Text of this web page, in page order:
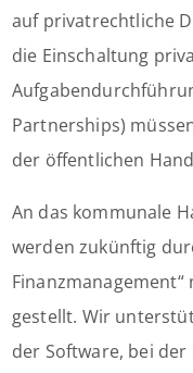
auf privatrechtliche
die Einschaltung
Partnerships)
der öffentlichen
An das kommunale
werden zukünftig
gestellt. Wir
der Software, bei